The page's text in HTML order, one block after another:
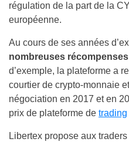
régulation de la part de la
européenne.
Au cours de ses années
nombreuses
d’exemple, la plateforme a
courtier de crypto-monnaie
négociation en 2017 et en
prix de plateforme de trading
Libertex propose aux traders